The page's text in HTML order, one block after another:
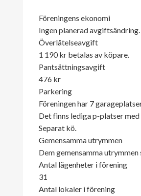
Föreningens ekonomi
Ingen planerad avgiftsändring.
Överlåtelseavgift
1 190 kr betalas av köpare.
Pantsättningsavgift
476 kr
Parkering
Föreningen har 7
Det finns lediga p-platser
Separat kö.
Gemensamma utrymmen
Dem gemensamma
Antal lägenheter i förening
31
Antal lokaler i förening